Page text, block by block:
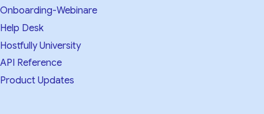
Onboarding-Webinare
Help Desk
Hostfully University
API Reference
Product Updates